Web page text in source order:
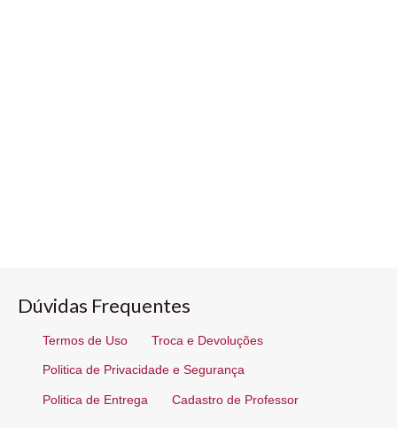
Dúvidas Frequentes
Termos de Uso Troca e Devoluções
Politica de Privacidade e Segurança
Politica de Entrega Cadastro de Professor